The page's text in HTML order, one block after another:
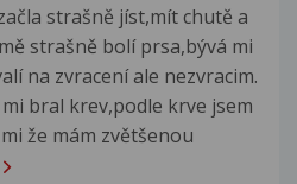
strašně jíst,mít chutě a
strašně bolí prsa,bývá mi
na zvracení ale nezvracim.
bral krev,podle krve jsem
že mám zvětšenou